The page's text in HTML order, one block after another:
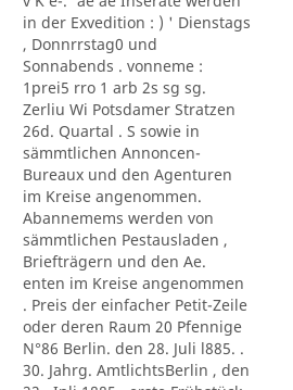
in der Exvedition : ) ' Dienstags
, Donnrrstag0 und
Sonnabends . vonneme :
1prei5 rro 1 arb 2s sg sg.
Zerliu Wi Potsdamer Stratzen
26d. Quartal . S sowie in
sämmtlichen Annoncen-
Bureaux und den Agenturen
im Kreise angenommen.
Abannemems werden von
sämmtlichen Pestausladen ,
Briefträgern und den Ae.
enten im Kreise angenommen
. Preis der einfacher Petit-Zeile
oder deren Raum 20 Pfennige
N°86 Berlin. den 28. Juli l885. .
30. Jahrg. AmtlichtsBerlin , den